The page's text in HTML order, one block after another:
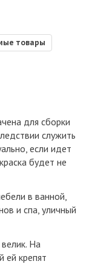
товары
для сборки
служить
если идет
будет не
в ванной,
и спа, уличный
На
ей крепят